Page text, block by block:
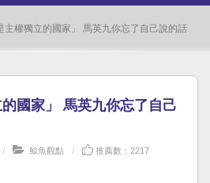
主權獨立的國家」 馬英九你忘了自己說的話
的國家」 馬英九你忘了自己
鯨魚觀點 推薦數：2217